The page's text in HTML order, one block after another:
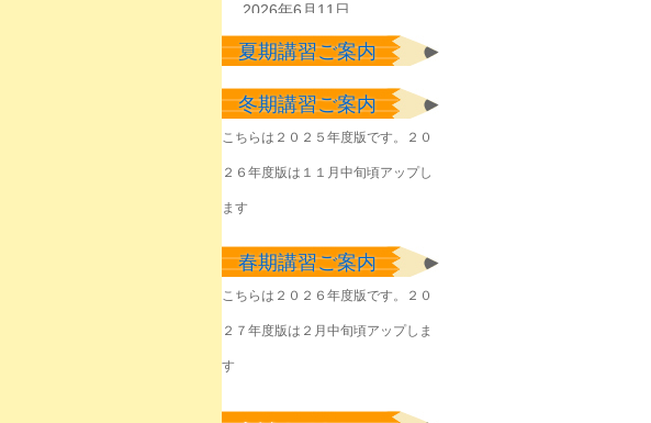
2026年6月11日
塾生のみなさん
塾生のみなさん
2026年6月1日
きょうやるべきことを
淡々と
該当者のみなさん
2026年5月23日
塾生のみなさん
夏期講習ご案内
冬期講習ご案内
こちらは２０２５年度版です。２０
２６年度版は１１月中旬頃アップし
ます
春期講習ご案内
こちらは２０２６年度版です。２０
２７年度版は２月中旬頃アップしま
す